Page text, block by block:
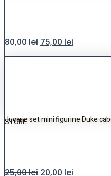
80,00lei 75,00 lei
Jucarie set mini figurine Duke
STORE
25,00lei 20,00 lei